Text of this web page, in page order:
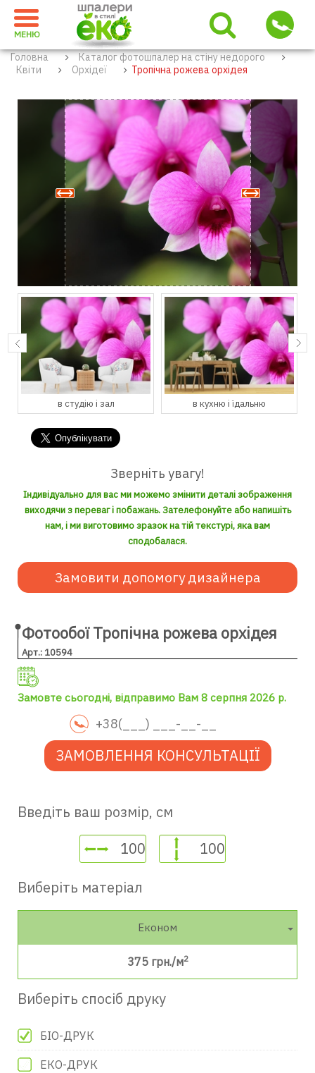
МЕНЮ
Головна
Каталог фотошпалер на стіну недорого
Квіти
Орхідеї Тропічна рожева орхідея
в студію і зал в кухню і їдальню
Зверніть увагу!
Індивідуально для вас ми можемо змінити деталі зображення
виходячи з переваг і побажань. Зателефонуйте або напишіть
нам, і ми виготовимо зразок на тій текстурі, яка вам
сподобалася.
Замовити допомогу дизайнера
Фотообої Тропічна рожева орхідея
Арт.: 10594
Замовте сьогодні, відправимо Вам 8 серпня 2026 р.
ЗАМОВЛЕННЯ КОНСУЛЬТАЦІЇ
Введіть ваш розмір, см
Виберіть матеріал
Економ
375 грн./м2
Виберіть спосіб друку
БІО-ДРУК
ЕКО-ДРУК